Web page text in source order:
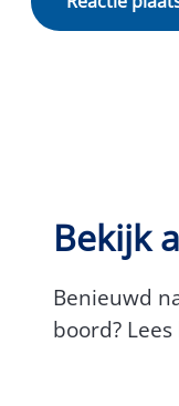
Bekijk
Benieuwd
boord?